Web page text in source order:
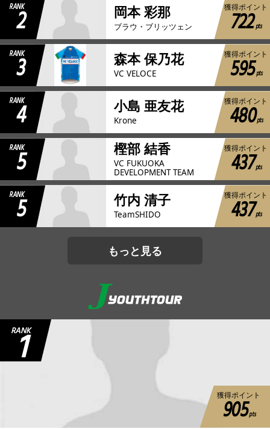
RANK
2 岡本 彩那
ブラウ・ブリッツェン
獲得ポイント
722pts
RANK
3 森本 保乃花
VC VELOCE
獲得ポイント
595pts
RANK
4 小島 亜友花
Krone
獲得ポイント
480pts
RANK
5 樫部 結香
VC FUKUOKA
DEVELOPMENT TEAM
獲得ポイント
437pts
RANK
5 竹内 清子
TeamSHIDO
獲得ポイント
437pts
もっと見る
RANK
1
獲得ポイント
905pts